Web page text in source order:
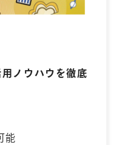
ノウハウを徹底
能